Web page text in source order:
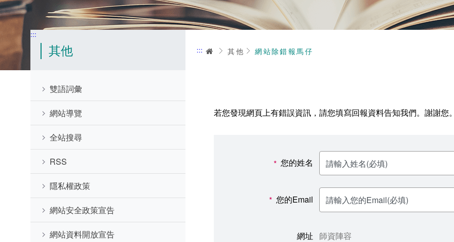
:::
其他
雙語詞彙
網站導覽
全站搜尋
RSS
隱私權政策
網站安全政策宣告
網站資料開放宣告
::: 首頁其他 網站除錯報馬仔
若您發現網頁上有錯誤資訊，請您填寫回報資料告知我們。謝謝您
* 您的姓名
* 您的Email
網址 師資陣容